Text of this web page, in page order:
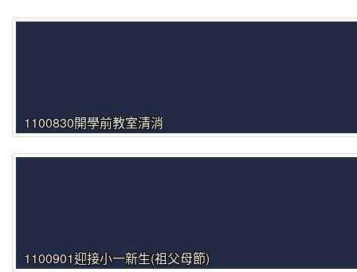
1100830開學前教室清消
1100901迎接小一新生(祖父母節)